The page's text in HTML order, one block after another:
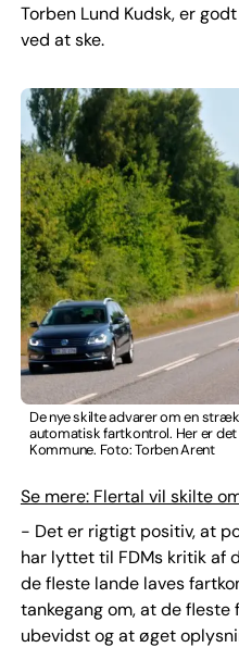
Torben Lund Kudsk, er
ved at ske.
De nye skilte advarer om en
automatisk fartkontrol. Her er
Kommune. Foto: Torben Arent
Se mere: Flertal vil skilte
- Det er rigtigt positiv, at
har lyttet til FDMs kritik af
de fleste lande laves
tankegang om, at de
ubevidst og at øget